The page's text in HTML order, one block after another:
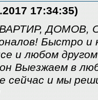
17:34:35)
ДОМОВ,
Быстро и
и любом
Выезжаем в
сейчас и мы